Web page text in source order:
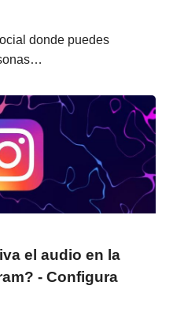
donde puedes
el audio en la
- Configura